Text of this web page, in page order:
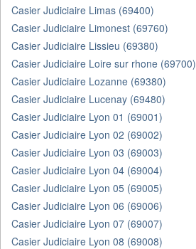
Casier Judiciaire Limas (69400)
Casier Judiciaire Limonest (69760)
Casier Judiciaire Lissieu (69380)
Casier Judiciaire Loire sur rhone (69700)
Casier Judiciaire Lozanne (69380)
Casier Judiciaire Lucenay (69480)
Casier Judiciaire Lyon 01 (69001)
Casier Judiciaire Lyon 02 (69002)
Casier Judiciaire Lyon 03 (69003)
Casier Judiciaire Lyon 04 (69004)
Casier Judiciaire Lyon 05 (69005)
Casier Judiciaire Lyon 06 (69006)
Casier Judiciaire Lyon 07 (69007)
Casier Judiciaire Lyon 08 (69008)